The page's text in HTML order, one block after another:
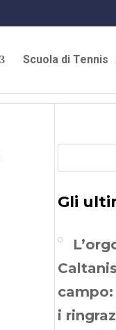
Scuola di Tennis
Gli
i